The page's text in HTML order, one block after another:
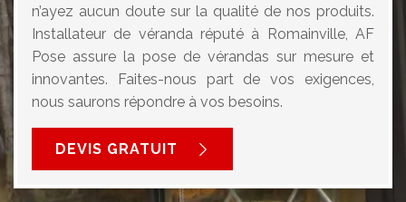
n’ayez aucun doute sur la qualité de nos produits.
Installateur de véranda réputé à Romainville, AF
Pose assure la pose de vérandas sur mesure et
innovantes. Faites-nous part de vos exigences,
nous saurons répondre à vos besoins.
DEVIS GRATUIT